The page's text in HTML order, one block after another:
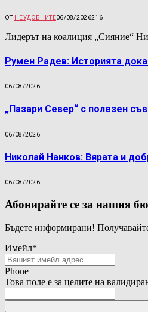
ОТ НЕУДОБНИТЕ06/08/2026216
Лидерът на коалиция „Сияние“
Румен Радев: Историята
06/08/2026
„Пазари Север“ с полезен
06/08/2026
Николай Нанков: Вярата и
06/08/2026
Абонирайте се за нашия
Бъдете информирани!
Имейл*
Phone
Това поле е за целите на